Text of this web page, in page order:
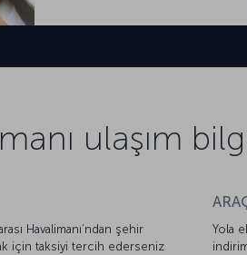
ulaşım
Havalimanı’ndan şehir
için taksiyi tercih ederseniz
Yola